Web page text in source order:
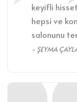
keyifli
hepsi ve
salonunu
- ŞEYMA